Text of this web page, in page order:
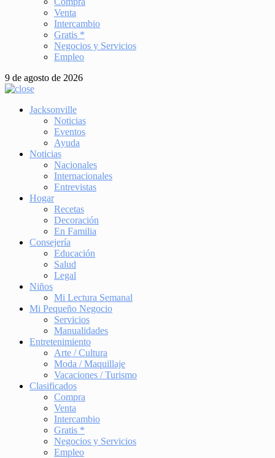
Venta
Intercambio
Gratis *
Negocios y Servicios
Empleo
9 de agosto de 2026
Jacksonville
Noticias
Eventos
Ayuda
Noticias
Nacionales
Internacionales
Entrevistas
Hogar
Recetas
Decoración
En Familia
Consejería
Educación
Salud
Legal
Niños
Mi Lectura Semanal
Mi Pequeño Negocio
Servicios
Manualidades
Entretenimiento
Arte / Cultura
Moda / Maquillaje
Vacaciones / Turismo
Clasificados
Compra
Venta
Intercambio
Gratis *
Negocios y Servicios
Empleo